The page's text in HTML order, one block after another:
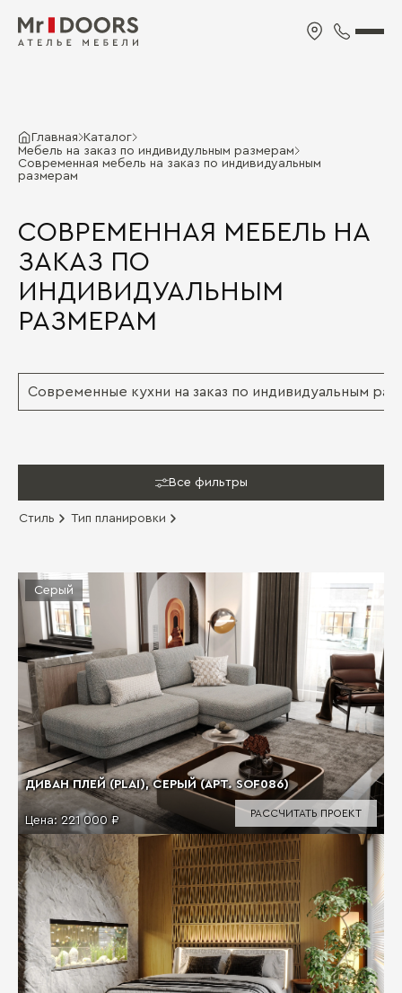
Главная
Каталог
Мебель на заказ по индивидульным размерам
Современная мебель на заказ по индивидуальным
размерам
СОВРЕМЕННАЯ МЕБЕЛЬ НА
ЗАКАЗ ПО
ИНДИВИДУАЛЬНЫМ
РАЗМЕРАМ
Современные кухни на заказ по индивидуальным
Все фильтры
Стиль Тип планировки
ДИВАН ПЛЕЙ (PLAI), СЕРЫЙ (АРТ. SOF086)
Цена: 221 000 ₽
Серый
РАССЧИТАТЬ ПРОЕКТ